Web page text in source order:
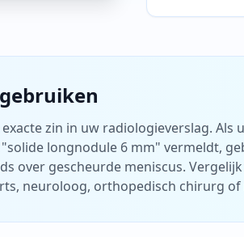
zin in uw radiologieverslag.
longnodule 6 mm" vermeldt,
over gescheurde meniscus.
neuroloog, orthopedisch chirurg of